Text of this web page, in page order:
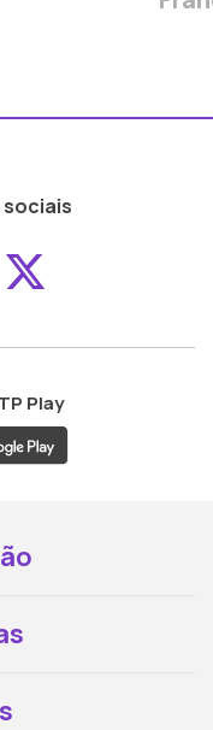
sociais
ao ao
Play